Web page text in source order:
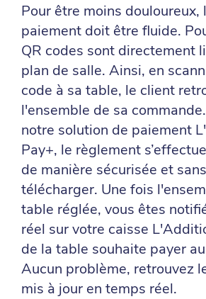
Pour être moins douloureux,
paiement doit être fluide.
QR codes sont directement
plan de salle. Ainsi, en
code à sa table, le client
l'ensemble de sa
notre solution de paiement
Pay+, le règlement
de manière sécurisée et
télécharger. Une fois
table réglée, vous êtes
réel sur votre caisse
de la table souhaite payer
Aucun problème, retrouvez
mis à jour en temps réel.